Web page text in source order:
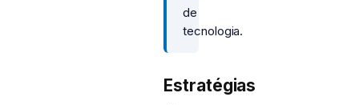
de
tecnologia.
Estratégias